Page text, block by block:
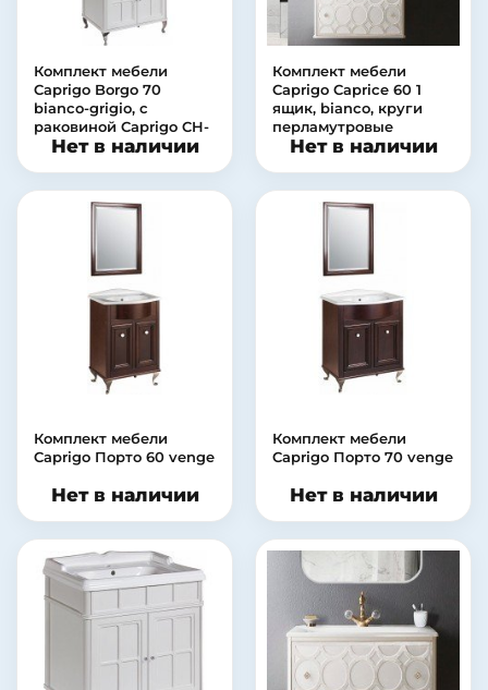
Комплект мебели
Caprigo Borgo 70
bianco-grigio, с
раковиной Caprigo CH-
700Нет в наличии
Комплект мебели
Caprigo Caprice 60 1
ящик, bianco, круги
перламутровые
Нет в наличии
Комплект мебели
Caprigo Порто 60 venge
Нет в наличии
Комплект мебели
Caprigo Порто 70 venge
Нет в наличии